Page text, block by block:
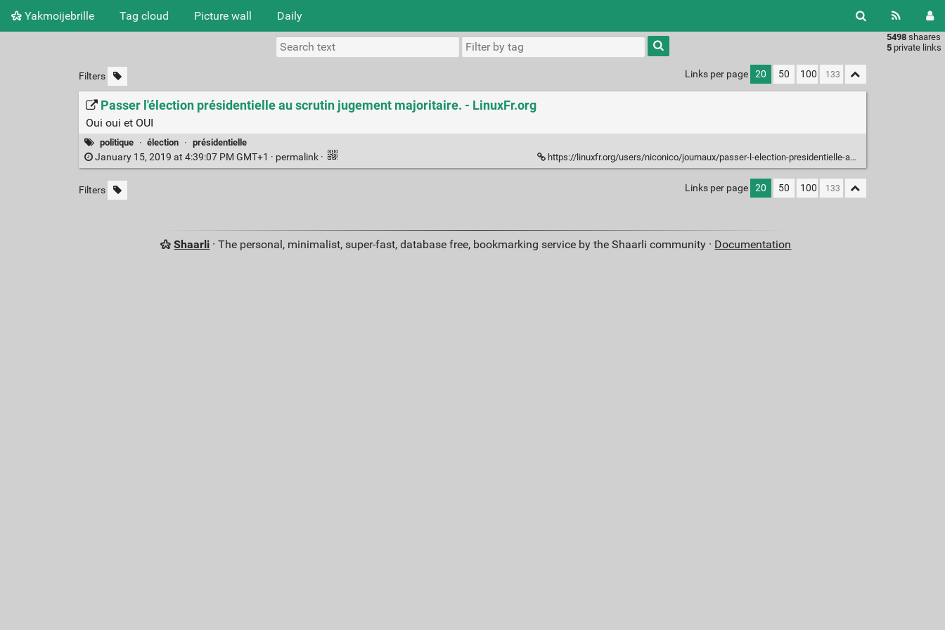
Yakmoijebrille Tag cloud Picture wall Daily
5498 shaares
5 private links
Type 1 or
more
characters
results.
Filters Links per page 20 50 100
Passer l'élection présidentielle au scrutin jugement majoritaire. - LinuxFr.org
Oui oui et OUI
politique · élection · présidentielle
January 15, 2019 at 4:39:07 PM GMT+1 · permalink · https://linuxfr.org/users/niconico/journaux/passer-l-election-presidentielle-au-scrutin-jugement-majoritaire
Filters Links per page 20 50 100
Shaarli · The personal, minimalist, super-fast, database free, bookmarking service by the Shaarli community · Documentation